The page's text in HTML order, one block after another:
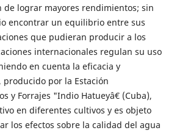
lograr mayores rendimientos; sin
encontrar un equilibrio entre sus
que pudieran producir a los
internacionales regulan su uso
en cuenta la eficacia y
producido por la Estación
y Forrajes "Indio Hatueyâ€ (Cuba),
en diferentes cultivos y es objeto
los efectos sobre la calidad del agua